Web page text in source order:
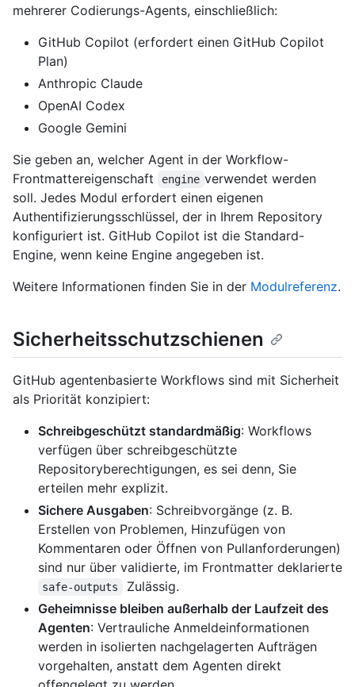
mehrerer Codierungs-Agents, einschließlich:
GitHub Copilot (erfordert einen GitHub Copilot
Plan)
Anthropic Claude
OpenAI Codex
Google Gemini
Sie geben an, welcher Agent in der Workflow-
Frontmattereigenschaft
engine verwendet werden
soll. Jedes Modul erfordert einen eigenen
Authentifizierungsschlüssel, der in Ihrem Repository
konfiguriert ist. GitHub Copilot ist die Standard-
Engine, wenn keine Engine angegeben ist.
Weitere Informationen finden Sie in der Modulreferenz.
Sicherheitsschutzschienen
GitHub agentenbasierte Workflows sind mit Sicherheit
als Priorität konzipiert:
Schreibgeschützt standardmäßig: Workflows
verfügen über schreibgeschützte
Repositoryberechtigungen, es sei denn, Sie
erteilen mehr explizit.
Sichere Ausgaben: Schreibvorgänge (z. B.
Erstellen von Problemen, Hinzufügen von
Kommentaren oder Öffnen von Pullanforderungen)
sind nur über validierte, im Frontmatter deklarierte
safe-outputs
Zulässig.
Geheimnisse bleiben außerhalb der Laufzeit des
Agenten: Vertrauliche Anmeldeinformationen
werden in isolierten nachgelagerten Aufträgen
vorgehalten, anstatt dem Agenten direkt